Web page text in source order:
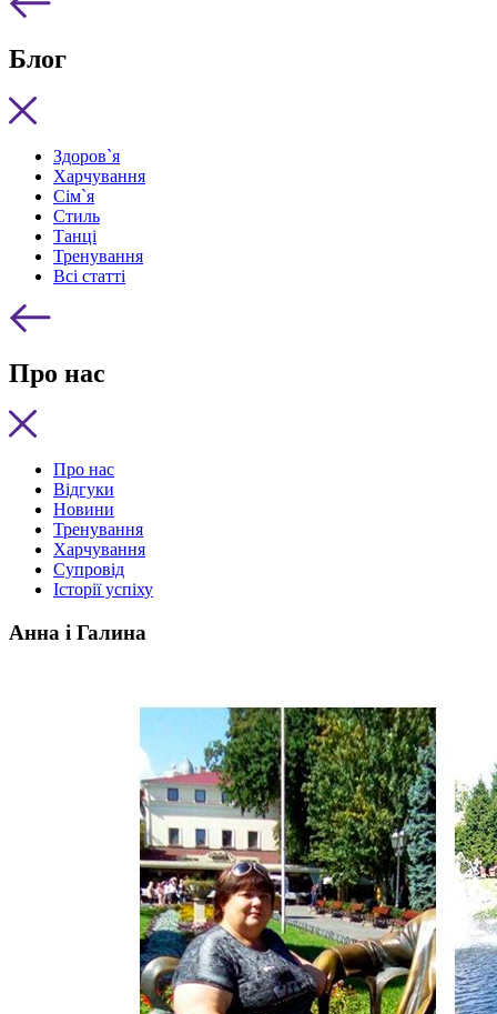
Блог
Здоров`я
Харчування
Сім`я
Стиль
Танці
Тренування
Всі статті
Про нас
Про нас
Відгуки
Новини
Тренування
Харчування
Супровід
Історії успіху
Анна і Галина